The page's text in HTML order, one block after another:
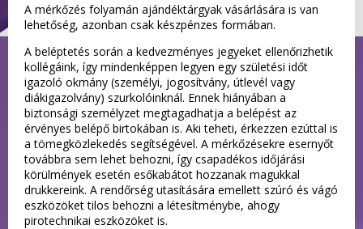
A mérkőzés folyamán ajándéktárgyak vásárlására is van
lehetőség, azonban csak készpénzes formában.
A beléptetés során a kedvezményes jegyeket ellenőrizhetik
kollégáink, így mindenképpen legyen egy születési időt
igazoló okmány (személyi, jogosítvány, útlevél vagy
diákigazolvány) szurkolóinknál. Ennek hiányában a
biztonsági személyzet megtagadhatja a belépést az
érvényes belépő birtokában is. Aki teheti, érkezzen ezúttal is
a tömegközlekedés segítségével. A mérkőzésekre esernyőt
továbbra sem lehet behozni, így csapadékos időjárási
körülmények esetén esőkabátot hozzanak magukkal
drukkereink. A rendőrség utasítására emellett szúró és vágó
eszközöket tilos behozni a létesítménybe, ahogy
pirotechnikai eszközöket is.